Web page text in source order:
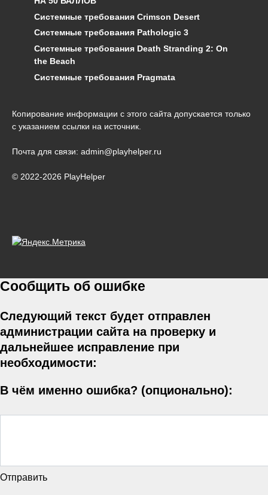
Системные требования Crimson Desert
Системные требования Pathologic 3
Системные требования Death Stranding 2: On
the Beach
Системные требования Pragmata
Копирование информации с этого сайта допускается только
с указанием ссылки на источник.
Почта для связи: admin@playhelper.ru
© 2022-2026 PlayHelper
Сообщить об ошибке
Следующий текст будет отправлен
администрации сайта на проверку и
дальнейшее исправление при
необходимости:
В чём именно ошибка? (опционально):
Отправить